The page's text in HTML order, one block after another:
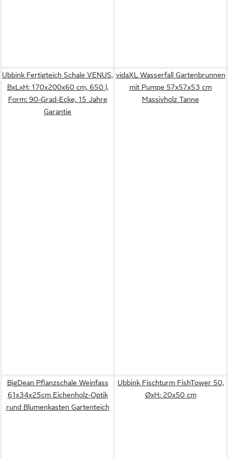
Ubbink Fertigteich Schale VENUS,
BxLxH: 170x200x60 cm, 650 l,
Form: 90-Grad-Ecke, 15 Jahre
Garantie
vidaXL Wasserfall Gartenbrunnen
mit Pumpe 57x57x53 cm
Massivholz Tanne
BigDean Pflanzschale Weinfass
61x34x25cm Eichenholz-Optik
rund Blumenkasten Gartenteich
Ubbink Fischturm FishTower 50,
ØxH: 20x50 cm